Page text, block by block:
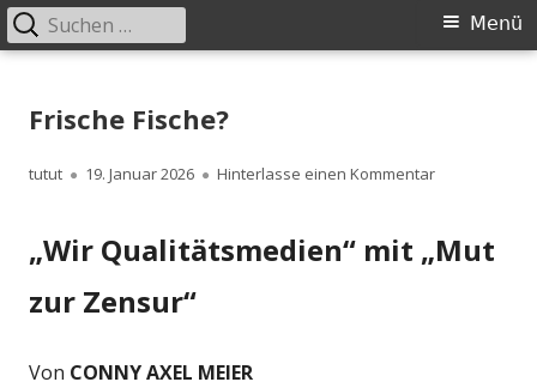
zum
Primäres
Menü
Suchen
nach:
Frische Fische?
Autor
tutut
Veröffentlicht
19. Januar 2026 Hinterlasse einen Kommentarzu Frische
„Wir Qualitätsmedien“ mit „Mut
zur Zensur“
Von CONNY AXEL MEIER